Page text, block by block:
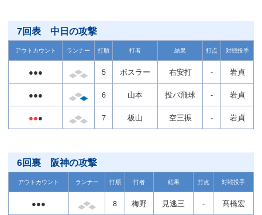
7回表 中日の攻撃
アウトカウント ランナー 打順 打者 結果 打点 対戦投手
●●● 5 ボスラー 右安打 - 岩貞
●●● 6 山本 投バ飛球 - 岩貞
●●● 7 板山 空三振 - 岩貞
6回裏 阪神の攻撃
アウトカウント ランナー 打順 打者 結果 打点 対戦投手
●●● 8 梅野 見逃三 - 髙橋宏